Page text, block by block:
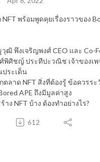
NFT พร้อมพูดคุยเรื่องราวของ
ฒิ พึงเจริญพงศ์ CEO และ Co-
พิศิชญ์ ประทีปะวณิช เจ้าของเพ
ระเด็น
ตลาด NFT สิ่งที่ต้องรู้ ข้อควรระ
APE ถึงมีมูลค่าสูง
าง NFT บ้าง ต้องทำอย่างไร?
612